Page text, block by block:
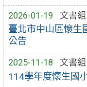
2026-01-19 文書組
臺北市中山區懷生
公告
2025-11-18 文書組
114學年度懷生國